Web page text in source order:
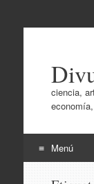
ciencia,
Menú